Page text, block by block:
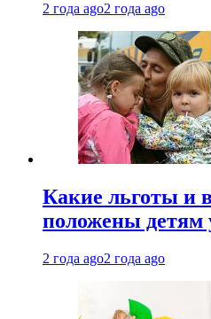
2 года ago2 года ago
Какие льготы и
положены
2 года ago2 года ago